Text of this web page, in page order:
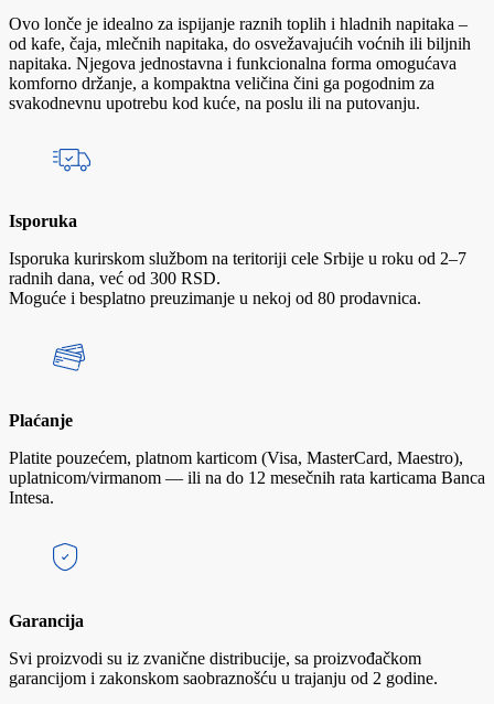
Ovo lonče je idealno za ispijanje raznih toplih i hladnih napitaka –
od kafe, čaja, mlečnih napitaka, do osvežavajućih voćnih ili biljnih
napitaka. Njegova jednostavna i funkcionalna forma omogućava
komforno držanje, a kompaktna veličina čini ga pogodnim za
svakodnevnu upotrebu kod kuće, na poslu ili na putovanju.
Isporuka
Isporuka kurirskom službom na teritoriji cele Srbije u roku od 2–7
radnih dana, već od 300 RSD.
Moguće i besplatno preuzimanje u nekoj od 80 prodavnica.
Plaćanje
Platite pouzećem, platnom karticom (Visa, MasterCard, Maestro),
uplatnicom/virmanom — ili na do 12 mesečnih rata karticama Banca
Intesa.
Garancija
Svi proizvodi su iz zvanične distribucije, sa proizvođačkom
garancijom i zakonskom saobraznošću u trajanju od 2 godine.